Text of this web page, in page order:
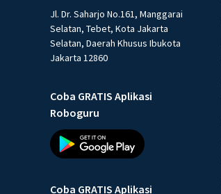
Jl. Dr. Saharjo No.161, Manggarai
Selatan, Tebet, Kota Jakarta
Selatan, Daerah Khusus Ibukota
Jakarta 12860
Coba GRATIS Aplikasi
Roboguru
Coba GRATIS Aplikasi